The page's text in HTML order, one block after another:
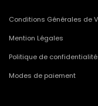
Conditions Générales de
Mention Légales
Politique de confidentialité
Modes de paiement